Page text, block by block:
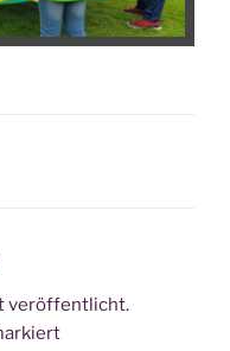
veröffentlicht.